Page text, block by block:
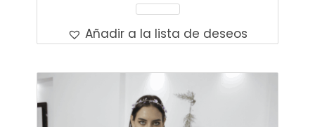
Leer Más
Añadir a la lista de deseos